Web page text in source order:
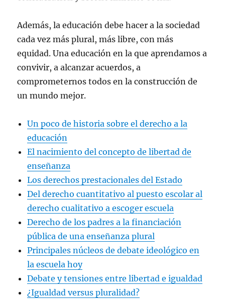
Además, la educación debe hacer a la sociedad
cada vez más plural, más libre, con más
equidad. Una educación en la que aprendamos a
convivir, a alcanzar acuerdos, a
comprometernos todos en la construcción de
un mundo mejor.
Un poco de historia sobre el derecho a la
educación
El nacimiento del concepto de libertad de
enseñanza
Los derechos prestacionales del Estado
Del derecho cuantitativo al puesto escolar al
derecho cualitativo a escoger escuela
Derecho de los padres a la financiación
pública de una enseñanza plural
Principales núcleos de debate ideológico en
la escuela hoy
Debate y tensiones entre libertad e igualdad
¿Igualdad versus pluralidad?